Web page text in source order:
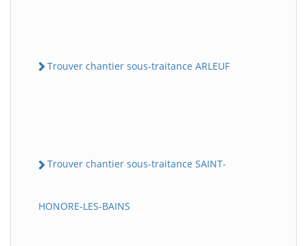
Trouver chantier sous-traitance ARLEUF
Trouver chantier sous-traitance SAINT-
HONORE-LES-BAINS